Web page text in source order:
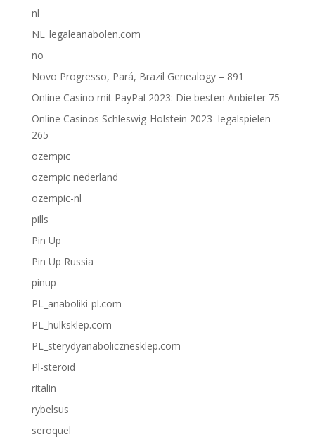
nl
NL_legaleanabolen.com
no
Novo Progresso, Pará, Brazil Genealogy – 891
Online Casino mit PayPal 2023: Die besten Anbieter 75
Online Casinos Schleswig-Holstein 2023 ️ legalspielen
265
ozempic
ozempic nederland
ozempic-nl
pills
Pin Up
Pin Up Russia
pinup
PL_anaboliki-pl.com
PL_hulksklep.com
PL_sterydyanabolicznesklep.com
Pl-steroid
ritalin
rybelsus
seroquel